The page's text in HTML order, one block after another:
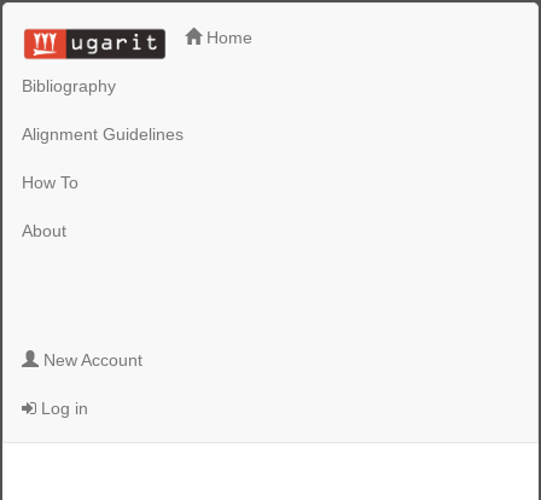
Home
Bibliography
Alignment Guidelines
How To
About
New Account
Log in